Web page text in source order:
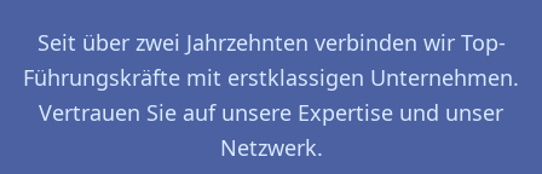
Seit über zwei Jahrzehnten verbinden wir Top-
Führungskräfte mit erstklassigen Unternehmen.
Vertrauen Sie auf unsere Expertise und unser
Netzwerk.